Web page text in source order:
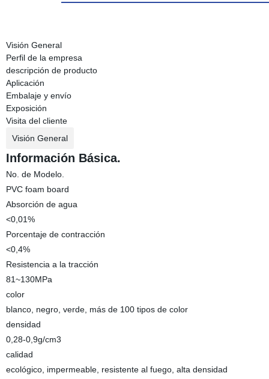
Visión General
Perfil de la empresa
descripción de producto
Aplicación
Embalaje y envío
Exposición
Visita del cliente
Visión General
Información Básica.
No. de Modelo.
PVC foam board
Absorción de agua
<0,01%
Porcentaje de contracción
<0,4%
Resistencia a la tracción
81~130MPa
color
blanco, negro, verde, más de 100 tipos de color
densidad
0,28-0,9g/cm3
calidad
ecológico, impermeable, resistente al fuego, alta densidad